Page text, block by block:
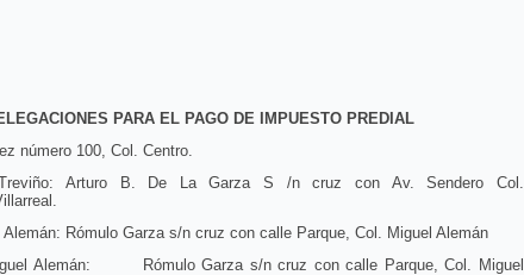
PARA EL PAGO DE IMPUESTO PREDIAL
número 100, Col. Centro.
Arturo B. De La Garza S /n cruz con Av. Sendero Col.
Alemán: Rómulo Garza s/n cruz con calle Parque, Col. Miguel Alemán
Alemán: Rómulo Garza s/n cruz con calle Parque, Col. Miguel